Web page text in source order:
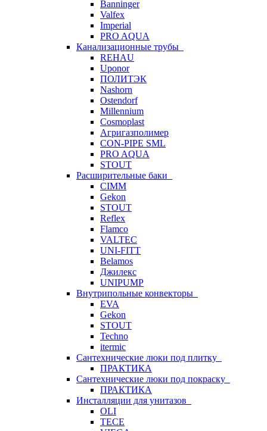
Banninger
Valfex
Imperial
PRO AQUA
Канализационные трубы
REHAU
Uponor
ПОЛИТЭК
Nashorn
Ostendorf
Millennium
Cosmoplast
Агригазполимер
CON-PIPE SML
PRO AQUA
STOUT
Расширительные баки
CIMM
Gekon
STOUT
Reflex
Flamco
VALTEC
UNI-FITT
Belamos
Джилекс
UNIPUMP
Внутрипольные конвекторы
EVA
Gekon
STOUT
Techno
itermic
Сантехнические люки под плитку
ПРАКТИКА
Сантехнические люки под покраску
ПРАКТИКА
Инсталляции для унитазов
OLI
TECE